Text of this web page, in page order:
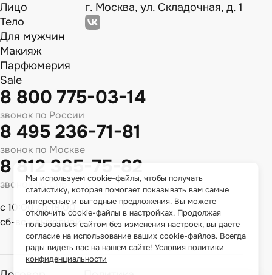
Лицо
Тело
Для мужчин
Макияж
Парфюмерия
Sale
г. Москва, ул. Складочная, д. 1
8 800 775-03-14
звонок по России
8 495 236-71-81
звонок по Москве
8 812 385-75-82
звонок по Спб
с 10:00 до 18:00
сб-вс - выходной
Мы используем cookie-файлы, чтобы получать
статистику, которая помогает показывать вам самые
интересные и выгодные предложения. Вы можете
отключить cookie-файлы в настройках. Продолжая
пользоваться сайтом без изменения настроек, вы даете
согласие на использование ваших cookie-файлов. Всегда
рады видеть вас на нашем сайте!Условия политики
конфиденциальности